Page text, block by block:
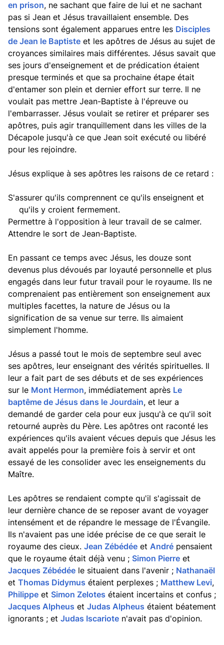
en prison, ne sachant que faire de lui et ne sachant
pas si Jean et Jésus travaillaient ensemble. Des
tensions sont également apparues entre les Disciples
de Jean le Baptiste et les apôtres de Jésus au sujet de
croyances similaires mais différentes. Jésus savait que
ses jours d'enseignement et de prédication étaient
presque terminés et que sa prochaine étape était
d'entamer son plein et dernier effort sur terre. Il ne
voulait pas mettre Jean-Baptiste à l'épreuve ou
l'embarrasser. Jésus voulait se retirer et préparer ses
apôtres, puis agir tranquillement dans les villes de la
Décapole jusqu'à ce que Jean soit exécuté ou libéré
pour les rejoindre.
Jésus explique à ses apôtres les raisons de ce retard :
S'assurer qu'ils comprennent ce qu'ils enseignent et
qu'ils y croient fermement.
Permettre à l'opposition à leur travail de se calmer.
Attendre le sort de Jean-Baptiste.
En passant ce temps avec Jésus, les douze sont
devenus plus dévoués par loyauté personnelle et plus
engagés dans leur futur travail pour le royaume. Ils ne
comprenaient pas entièrement son enseignement aux
multiples facettes, la nature de Jésus ou la
signification de sa venue sur terre. Ils aimaient
simplement l'homme.
Jésus a passé tout le mois de septembre seul avec
ses apôtres, leur enseignant des vérités spirituelles. Il
leur a fait part de ses débuts et de ses expériences
sur le Mont Hermon, immédiatement après Le
baptême de Jésus dans le Jourdain, et leur a
demandé de garder cela pour eux jusqu'à ce qu'il soit
retourné auprès du Père. Les apôtres ont raconté les
expériences qu'ils avaient vécues depuis que Jésus les
avait appelés pour la première fois à servir et ont
essayé de les consolider avec les enseignements du
Maître.
Les apôtres se rendaient compte qu'il s'agissait de
leur dernière chance de se reposer avant de voyager
intensément et de répandre le message de l'Évangile.
Ils n'avaient pas une idée précise de ce que serait le
royaume des cieux. Jean Zébédée et André pensaient
que le royaume était déjà venu ; Simon Pierre et
Jacques Zébédée le situaient dans l'avenir ; Nathanaël
et Thomas Didymus étaient perplexes ; Matthew Levi,
Philippe et Simon Zelotes étaient incertains et confus ;
Jacques Alpheus et Judas Alpheus étaient béatement
ignorants ; et Judas Iscariote n'avait pas d'opinion.